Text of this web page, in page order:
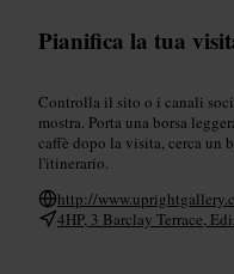
Pianifica la tua
Controlla il sito o i canali
mostra. Porta una borsa
caffè dopo la visita, cerca un
l'itinerario.
http://
4HP, 3 Barclay Terrace,